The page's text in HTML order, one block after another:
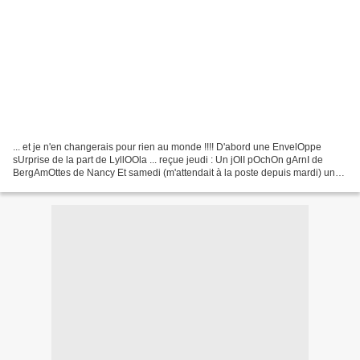
... et je n'en changerais pour rien au monde !!!! D'abord une EnvelOppe
sUrprise de la part de LyllOOla ... reçue jeudi : Un jOlI pOchOn gArnI de
BergAmOttes de Nancy Et samedi (m'attendait à la poste depuis mardi) un